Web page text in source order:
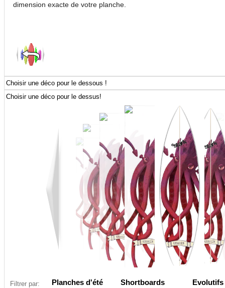
dimension exacte de votre planche.
Choisir une déco pour le dessous !
Choisir une déco pour le dessus!
Filtrer par: Planches d'été Shortboards Evolutifs